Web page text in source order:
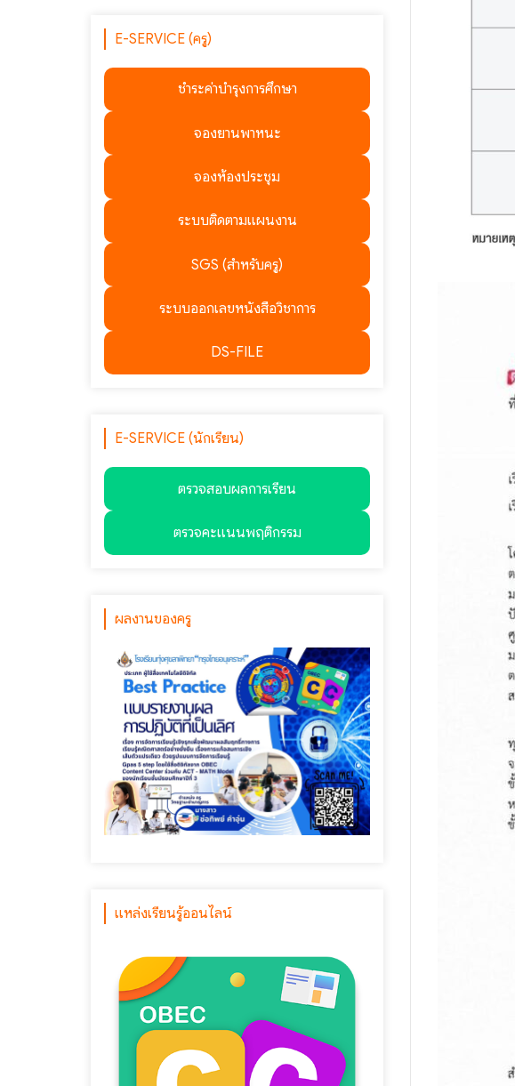
E-SERVICE (ครู)
ชำระค่าบำรุงการศึกษา
จองยานพาหนะ
จองห้องประชุม
ระบบติดตามแผนงาน
SGS (สำหรับครู)
ระบบออกเลขหนังสือวิชาการ
DS-FILE
E-SERVICE (นักเรียน)
ตรวจสอบผลการเรียน
ตรวจคะแนนพฤติกรรม
ผลงานของครู
แหล่งเรียนรู้ออนไลน์